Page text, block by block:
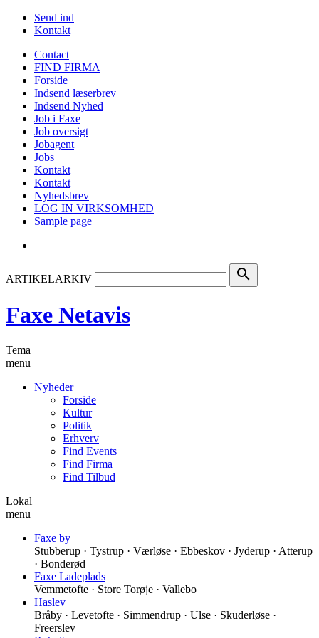
Send ind
Kontakt
Contact
FIND FIRMA
Forside
Indsend læserbrev
Indsend Nyhed
Job i Faxe
Job oversigt
Jobagent
Jobs
Kontakt
Kontakt
Nyhedsbrev
LOG IN VIRKSOMHED
Sample page
ARTIKELARKIV search
Faxe Netavis
Tema
menu
Nyheder
Forside
Kultur
Politik
Erhverv
Find Events
Find Firma
Find Tilbud
Lokal
menu
Faxe by
Stubberup · Tystrup · Værløse · Ebbeskov · Jyderup · Atterup
· Bonderød
Faxe Ladeplads
Vemmetofte · Store Torøje · Vallebo
Haslev
Bråby · Levetofte · Simmendrup · Ulse · Skuderløse ·
Freerslev